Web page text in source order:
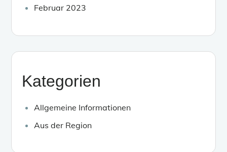
Februar 2023
Kategorien
Allgemeine Informationen
Aus der Region